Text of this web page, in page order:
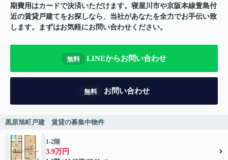
期費用はカードで決済いただけます。寝屋川市や京阪本線萱島付
近の賃貸戸建てをお探しなら、当社があなたを全力でお手伝い致
します。まずはお気軽にお問い合わせください。
無料 LINEからお問い合わせ
無料 お問い合わせ
黒原旭町戸建 賃貸の募集中物件
1-2階
3.9万円